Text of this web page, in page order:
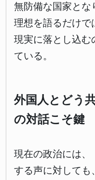
無防備な国家とな
理想を語るだけで
現実に落とし込む
ている。
外国人とどう
の対話こそ鍵
現在の政治には、
する声に対しても